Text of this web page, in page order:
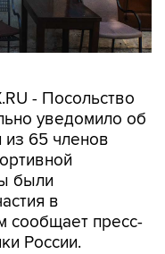
- Посольство
уведомило об
из 65 членов
были
в
сообщает пресс-
России.